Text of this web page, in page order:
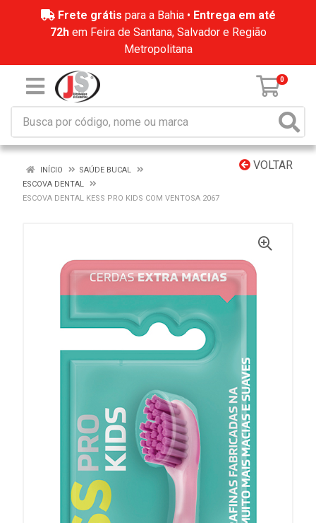
Frete grátis para a Bahia • Entrega em até
72hem Feira de Santana, Salvador e Região
Metropolitana
0
VOLTAR
INÍCIO
SAÚDE BUCAL
ESCOVA DENTAL
ESCOVA DENTAL KESS PRO KIDS COM VENTOSA 2067